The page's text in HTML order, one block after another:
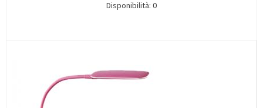
Disponibilità: 0